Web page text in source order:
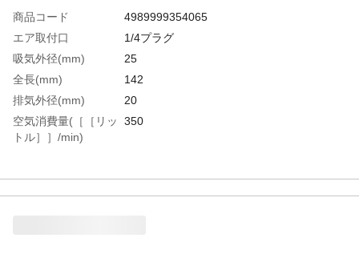
商品コード
4989999354065
エア取付口
1/4プラグ
吸気外径(mm)
25
全長(mm)
142
排気外径(mm)
20
空気消費量(［［リッ
トル］］/min)
350
重さ
210.000G
材質1
本体:アルミダイカスト